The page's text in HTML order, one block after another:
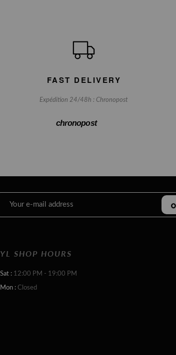
FAST DELIVERY
Expédition 24/48h : Chronopost
chronopost
SHOP HOURS
Sat : 12:00 PM - 19:00 PM
: Closed